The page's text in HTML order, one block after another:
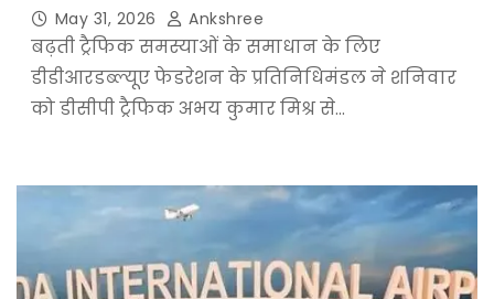
May 31, 2026 Ankshree
बढ़ती ट्रैफिक समस्याओं के समाधान के लिए
डीडीआरडब्ल्यूए फेडरेशन के प्रतिनिधिमंडल ने शनिवार
को डीसीपी ट्रैफिक अभय कुमार मिश्र से…